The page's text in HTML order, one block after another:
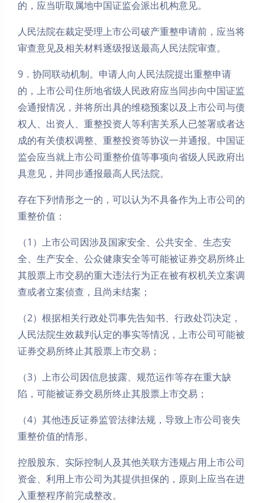
的，应当听取属地中国证监会派出机构意见。
人民法院在裁定受理上市公司破产重整申请前，应当将
审查意见及相关材料逐级报送最高人民法院审查。
9．协同联动机制。申请人向人民法院提出重整申请
的，上市公司住所地省级人民政府应当同步向中国证监
会通报情况，并将所出具的维稳预案以及上市公司与债
权人、出资人、重整投资人等利害关系人已签署或者达
成的有关债权调整、重整投资等协议一并通报。中国证
监会应当就上市公司重整价值等事项向省级人民政府出
具意见，并同步通报最高人民法院。
存在下列情形之一的，可以认为不具备作为上市公司的
重整价值：
（1）上市公司因涉及国家安全、公共安全、生态安
全、生产安全、公众健康安全等可能被证券交易所终止
其股票上市交易的重大违法行为正在被有权机关立案调
查或者立案侦查，且尚未结案；
（2）根据相关行政处罚事先告知书、行政处罚决定，
人民法院生效裁判认定的事实等情况，上市公司可能被
证券交易所终止其股票上市交易；
（3）上市公司因信息披露、规范运作等存在重大缺
陷，可能被证券交易所终止其股票上市交易；
（4）其他违反证券监管法律法规，导致上市公司丧失
重整价值的情形。
控股股东、实际控制人及其他关联方违规占用上市公司
资金、利用上市公司为其提供担保的，原则上应当在进
入重整程序前完成整改。